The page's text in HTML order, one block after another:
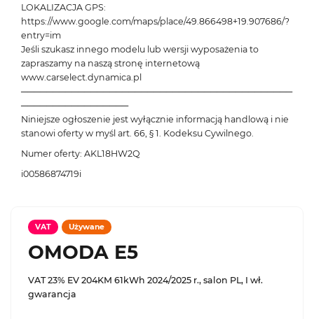
LOKALIZACJA GPS:
https://www.google.com/maps/place/49.866498+19.907686/?
entry=im
Jeśli szukasz innego modelu lub wersji wyposażenia to
zapraszamy na naszą stronę internetową
www.carselect.dynamica.pl
───────────────────────────────────────────
─────────────────
Niniejsze ogłoszenie jest wyłącznie informacją handlową i nie
stanowi oferty w myśl art. 66, § 1. Kodeksu Cywilnego.
Numer oferty: AKL18HW2Q
i00586874719i
VAT Używane
OMODA E5
VAT 23% EV 204KM 61kWh 2024/2025 r., salon PL, I wł.
gwarancja